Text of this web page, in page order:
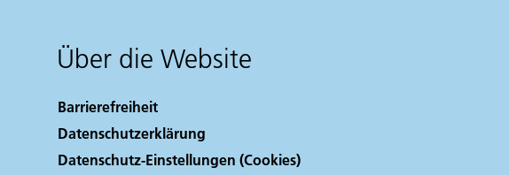
Über die Website
Barrierefreiheit
Datenschutzerklärung
Datenschutz-Einstellungen (Cookies)